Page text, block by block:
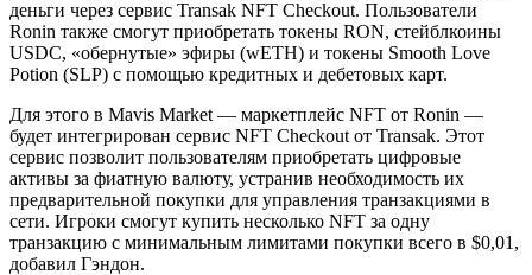
деньги через сервис Transak NFT Checkout. Пользователи
Ronin также смогут приобретать токены RON, стейблкоины
USDC, «обернутые» эфиры (wETH) и токены Smooth Love
Potion (SLP) с помощью кредитных и дебетовых карт.
Для этого в Mavis Market — маркетплейс NFT от Ronin —
будет интегрирован сервис NFT Checkout от Transak. Этот
сервис позволит пользователям приобретать цифровые
активы за фиатную валюту, устранив необходимость их
предварительной покупки для управления транзакциями в
сети. Игроки смогут купить несколько NFT за одну
транзакцию с минимальным лимитами покупки всего в $0,01,
добавил Гэндон.